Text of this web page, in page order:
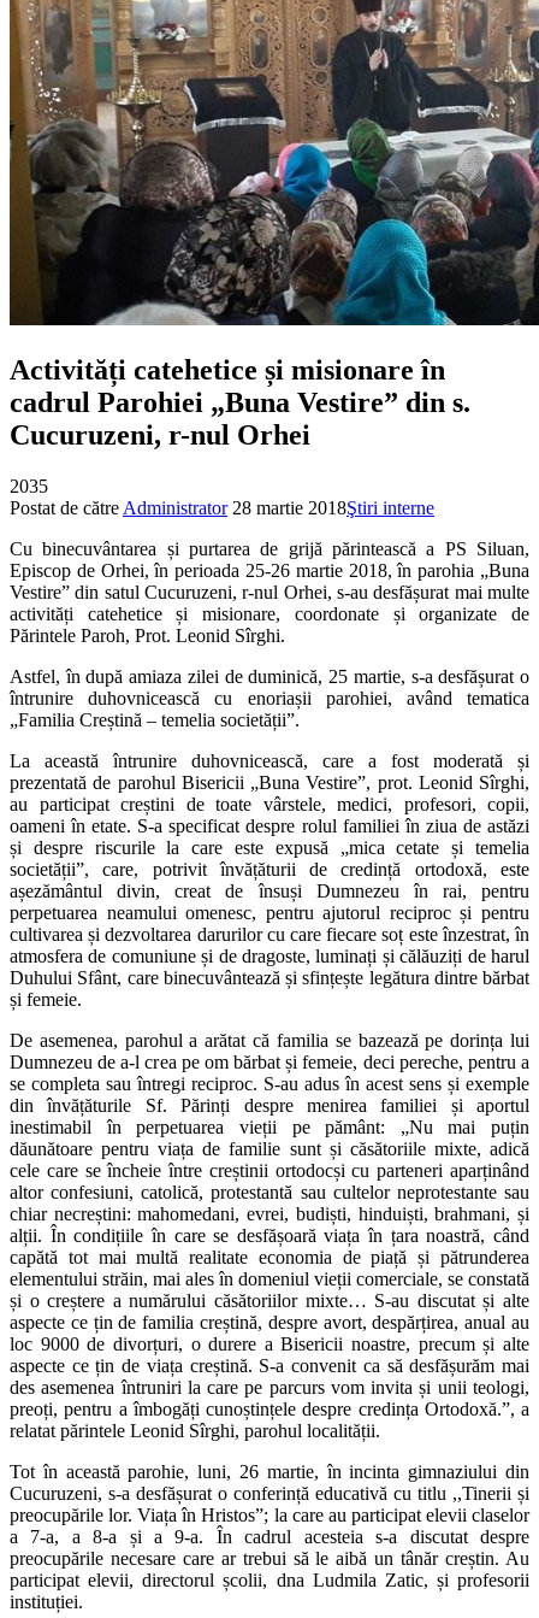
Activități catehetice și misionare în
cadrul Parohiei „Buna Vestire” din s.
Cucuruzeni, r-nul Orhei
2035
Postat de către Administrator 28 martie 2018Ştiri interne
Cu binecuvântarea și purtarea de grijă părintească a PS Siluan,
Episcop de Orhei, în perioada 25-26 martie 2018, în parohia „Buna
Vestire” din satul Cucuruzeni, r-nul Orhei, s-au desfășurat mai multe
activități catehetice și misionare, coordonate și organizate de
Părintele Paroh, Prot. Leonid Sîrghi.
Astfel, în după amiaza zilei de duminică, 25 martie, s-a desfășurat o
întrunire duhovnicească cu enoriașii parohiei, având tematica
„Familia Creștină – temelia societății”.
La această întrunire duhovnicească, care a fost moderată și
prezentată de parohul Bisericii „Buna Vestire”, prot. Leonid Sîrghi,
au participat creștini de toate vârstele, medici, profesori, copii,
oameni în etate. S-a specificat despre rolul familiei în ziua de astăzi
și despre riscurile la care este expusă „mica cetate și temelia
societății”, care, potrivit învățăturii de credință ortodoxă, este
așezământul divin, creat de însuși Dumnezeu în rai, pentru
perpetuarea neamului omenesc, pentru ajutorul reciproc și pentru
cultivarea și dezvoltarea darurilor cu care fiecare soț este înzestrat, în
atmosfera de comuniune și de dragoste, luminați și călăuziți de harul
Duhului Sfânt, care binecuvântează și sfințește legătura dintre bărbat
și femeie.
De asemenea, parohul a arătat că familia se bazează pe dorința lui
Dumnezeu de a-l crea pe om bărbat și femeie, deci pereche, pentru a
se completa sau întregi reciproc. S-au adus în acest sens și exemple
din învățăturile Sf. Părinți despre menirea familiei și aportul
inestimabil în perpetuarea vieții pe pământ: „Nu mai puțin
dăunătoare pentru viața de familie sunt și căsătoriile mixte, adică
cele care se încheie între creștinii ortodocși cu parteneri aparținând
altor confesiuni, catolică, protestantă sau cultelor neprotestante sau
chiar necreștini: mahomedani, evrei, budiști, hinduiști, brahmani, și
alții. În condițiile în care se desfășoară viața în țara noastră, când
capătă tot mai multă realitate economia de piață și pătrunderea
elementului străin, mai ales în domeniul vieții comerciale, se constată
și o creștere a numărului căsătoriilor mixte… S-au discutat și alte
aspecte ce țin de familia creștină, despre avort, despărțirea, anual au
loc 9000 de divorțuri, o durere a Bisericii noastre, precum și alte
aspecte ce țin de viața creștină. S-a convenit ca să desfășurăm mai
des asemenea întruniri la care pe parcurs vom invita și unii teologi,
preoți, pentru a îmbogăți cunoștințele despre credința Ortodoxă.”, a
relatat părintele Leonid Sîrghi, parohul localității.
Tot în această parohie, luni, 26 martie, în incinta gimnaziului din
Cucuruzeni, s-a desfășurat o conferință educativă cu titlu ,,Tinerii și
preocupările lor. Viața în Hristos”; la care au participat elevii claselor
a 7-a, a 8-a și a 9-a. În cadrul acesteia s-a discutat despre
preocupările necesare care ar trebui să le aibă un tânăr creștin. Au
participat elevii, directorul școlii, dna Ludmila Zatic, și profesorii
instituției.